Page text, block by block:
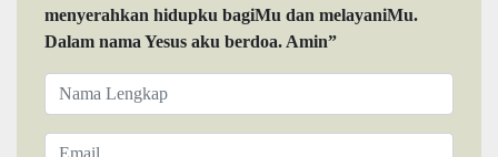
menyerahkan hidupku bagiMu dan melayaniMu.
Dalam nama Yesus aku berdoa. Amin”